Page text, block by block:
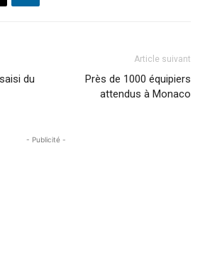
du
Article suivant
Près de 1000 équipiers
attendus à Monaco
- Publicité -